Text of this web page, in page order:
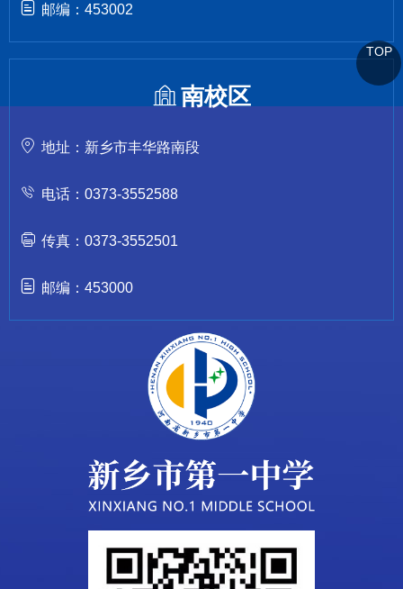
邮编：453002
南校区
地址：新乡市丰华路南段
电话：0373-3552588
传真：0373-3552501
邮编：453000
TOP